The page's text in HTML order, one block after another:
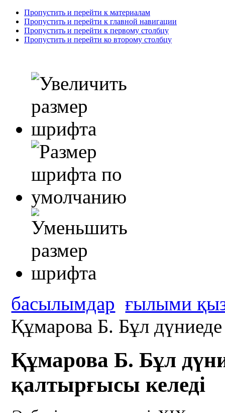
Пропустить и перейти к материалам
Пропустить и перейти к главной навигации
Пропустить и перейти к первому столбцу
Пропустить и перейти ко второму столбцу
басылымдар ғылыми
Құмарова Б. Бұл дүниеде
Құмарова Б. Бұл
қалтырғысы келеді